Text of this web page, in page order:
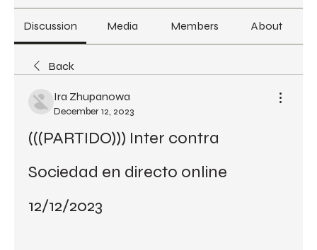
Discussion Media Members About
Back
Ira Zhupanowa
December 12, 2023
(((PARTIDO))) Inter contra
Sociedad en directo online
12/12/2023